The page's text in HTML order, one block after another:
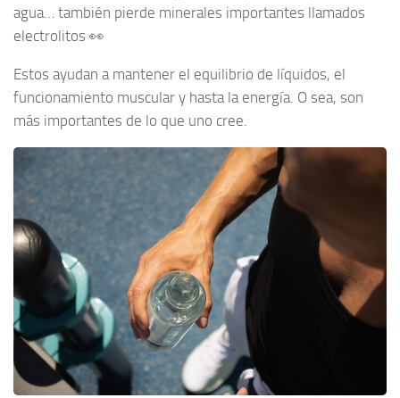
agua… también pierde minerales importantes llamados
electrolitos 👀
Estos ayudan a mantener el equilibrio de líquidos, el
funcionamiento muscular y hasta la energía. O sea, son
más importantes de lo que uno cree.